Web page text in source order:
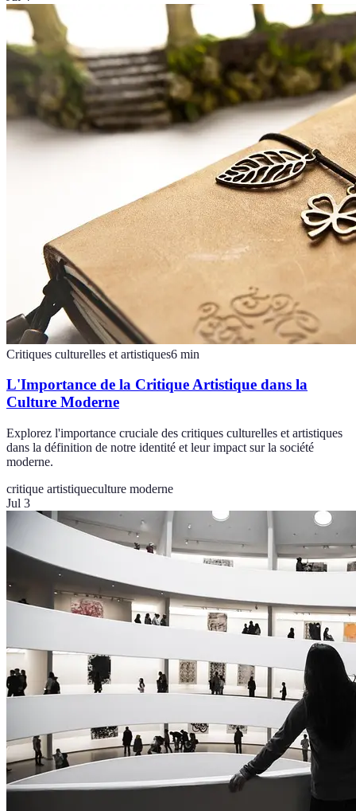
Critiques culturelles et artistiques6 min
L'Importance de la Critique Artistique dans la
Culture Moderne
Explorez l'importance cruciale des critiques culturelles et artistiques
dans la définition de notre identité et leur impact sur la société
moderne.
critique artistiqueculture moderne
Jul 3